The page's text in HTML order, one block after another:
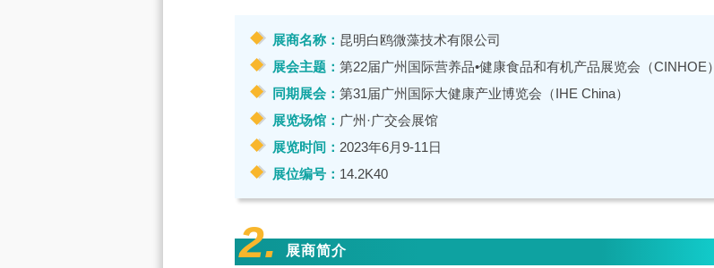
展商名称： 昆明白鸥微藻技术有限公司
展会主题： 第22届广州国际营养品•健康食品和有机产品展览会（CINHOE）
同期展会： 第31届广州国际大健康产业博览会（IHE China）
展览场馆： 广州·广交会展馆
展览时间： 2023年6月9-11日
展位编号： 14.2K40
2. 展商简介